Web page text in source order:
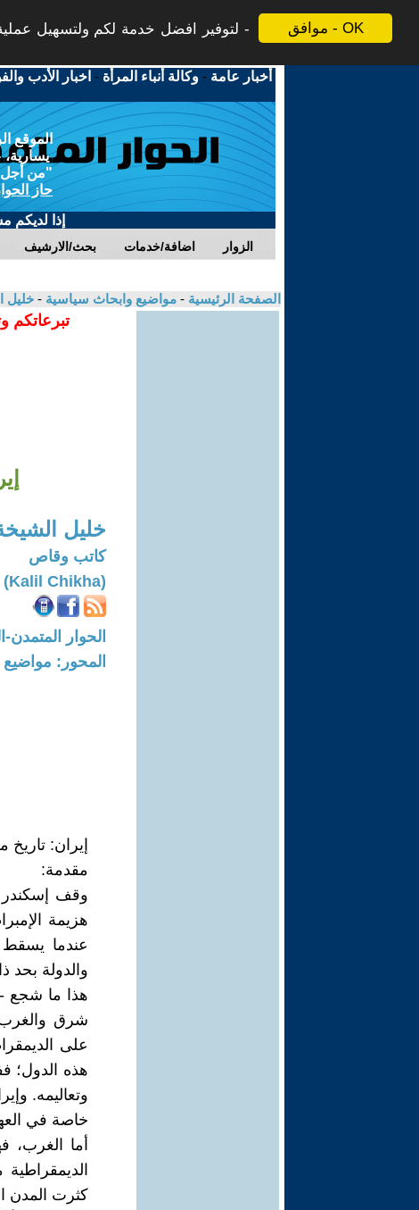
موافق - OK
لتوفير افضل خدمة لكم ولتسهيل
أخبار عامة -وكالة أنباء المرأة - اخبار الأدب
الموقع
يسارية،
"من أجل
حاز
إذا لديكم
بحث/الارشيف اضافة/خدمات الزوار
الصفحة الرئيسية - مواضيع وابحاث سياسية - خليل
تبرعاتكم
خليل
كاتب وقاص
(Kalil Chikha)
الحوار المتمدن-العدد: 8710 - 2026 /
المحور:
إيران:
مقدمة:
وقف إسكندر
هزيمة
عندما يسقط
والدولة بحد
هذا ما شجع -
شرق والغرب
على
هذه الدول؛
وتعاليمه.
خاصة في
أما الغرب،
كثرت المدن